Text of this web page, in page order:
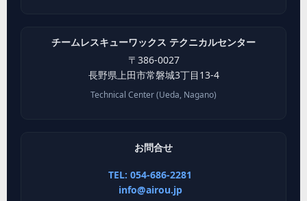
チームレスキューワックス テクニカルセンター
〒 386-0027
長野県上田市常磐城3丁目13-4
Technical Center (Ueda, Nagano)
お問合せ
TEL: 054-686-2281
info@airou.jp